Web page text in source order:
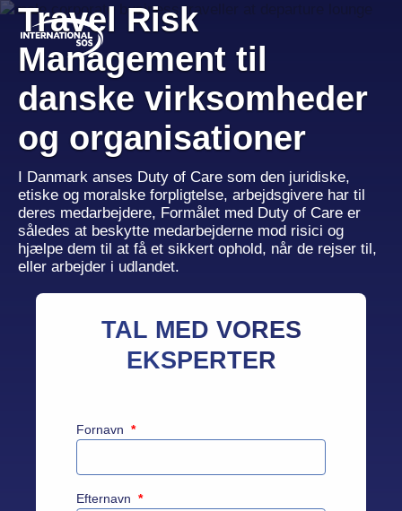
Skip
content
Travel Risk
Management til
danske virksomheder
og organisationer
I Danmark anses Duty of Care som den juridiske,
etiske og moralske forpligtelse, arbejdsgivere har til
deres medarbejdere, Formålet med Duty of Care er
således at beskytte medarbejderne mod risici og
hjælpe dem til at få et sikkert ophold, når de rejser til,
eller arbejder i udlandet.
TAL MED VORES
EKSPERTER
Fornavn *
Efternavn *